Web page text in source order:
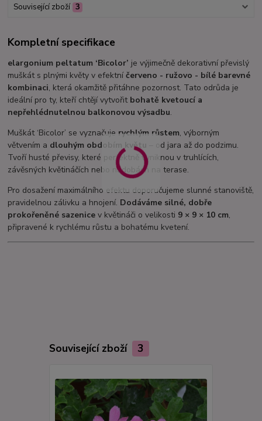
Související zboží 3
Kompletní specifikace
elargonium peltatum ‘Bicolor’ je výjimečně dekorativní převislý
muškát s plnými květy v efektníčerveno - ružovo - bílé barevné
kombinaci, která okamžitě přitáhne pozornost. Tato odrůda je
ideální pro ty, kteří chtějí vytvořit bohatě kvetoucí a
nepřehlédnutelnou balkonovou výsadbu.
Muškát ‘Bicolor’ se vyznačuje rychlým růstem, výborným
větvením a dlouhým obdobím květu
– od jara až do podzimu.
Tvoří husté převisy, které perfektně vyniknou v truhlících,
závěsných květináčích nebo nádobách na terase.
Pro dosažení maximálního efektu doporučujeme slunné stanoviště,
pravidelnou zálivku a hnojení. Dodáváme silné, dobře
prokořeněné sazenice v květináči o velikosti 9 × 9 × 10 cm,
připravené k rychlému růstu a bohatému kvetení.
Související zboží 3